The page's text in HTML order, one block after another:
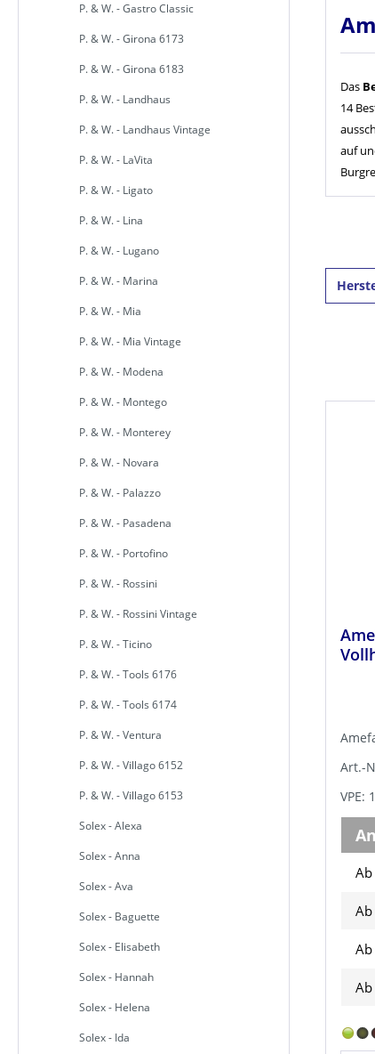
P. & W. - Gastro Classic
P. & W. - Girona 6173
P. & W. - Girona 6183
P. & W. - Landhaus
P. & W. - Landhaus Vintage
P. & W. - LaVita
P. & W. - Ligato
P. & W. - Lina
P. & W. - Lugano
P. & W. - Marina
P. & W. - Mia
P. & W. - Mia Vintage
P. & W. - Modena
P. & W. - Montego
P. & W. - Monterey
P. & W. - Novara
P. & W. - Palazzo
P. & W. - Pasadena
P. & W. - Portofino
P. & W. - Rossini
P. & W. - Rossini Vintage
P. & W. - Ticino
P. & W. - Tools 6176
P. & W. - Tools 6174
P. & W. - Ventura
P. & W. - Villago 6152
P. & W. - Villago 6153
Solex - Alexa
Solex - Anna
Solex - Ava
Solex - Baguette
Solex - Elisabeth
Solex - Hannah
Solex - Helena
Solex - Ida
Das
14
auf
Art.-
VPE:
Ab
Ab
Ab